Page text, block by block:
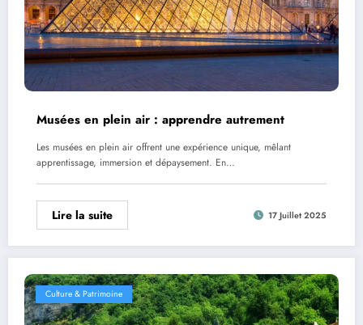
Musées en plein air : apprendre autrement
Les musées en plein air offrent une expérience unique, mêlant
apprentissage, immersion et dépaysement. En…
Lire la suite 17 Juillet 2025
Culture & Patrimoine